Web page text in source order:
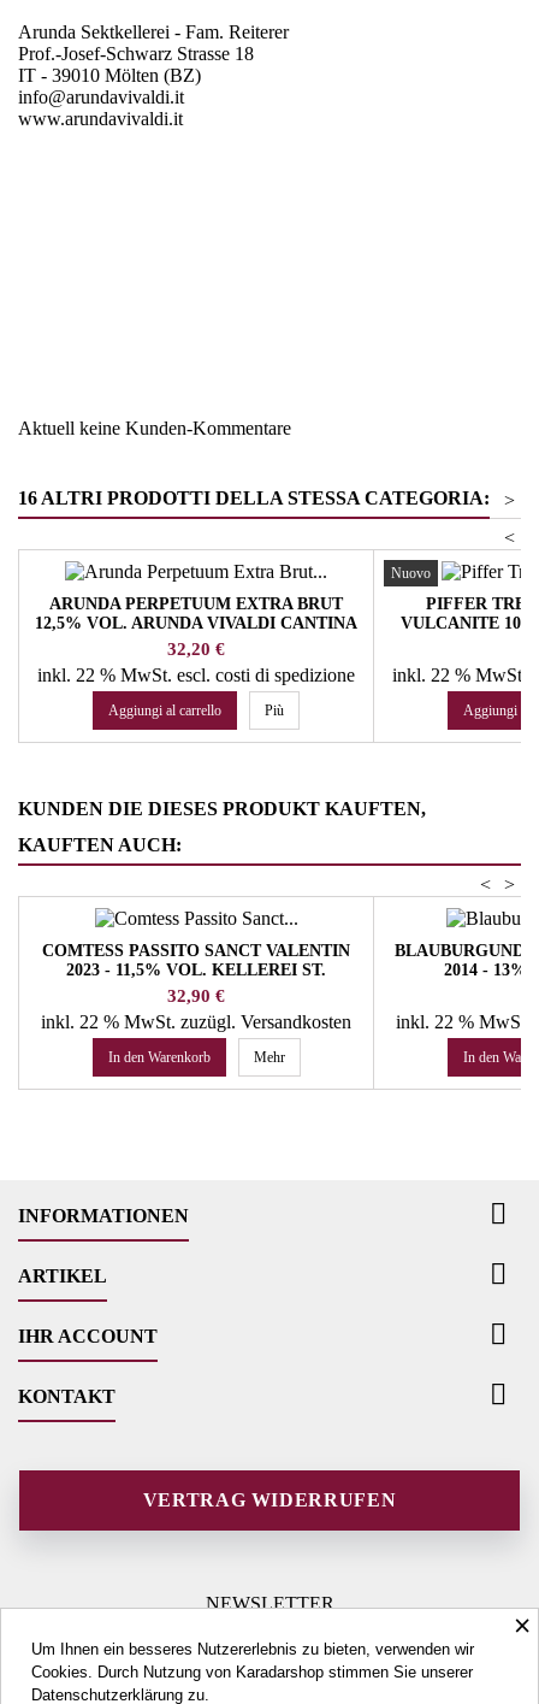
Arunda Sektkellerei - Fam. Reiterer
Prof.-Josef-Schwarz Strasse 18
IT - 39010 Mölten (BZ)
info@arundavivaldi.it
www.arundavivaldi.it
Aktuell keine Kunden-Kommentare
16 ALTRI PRODOTTI DELLA STESSA CATEGORIA:
>
<
ARUNDA PERPETUUM EXTRA BRUT
12,5% VOL. ARUNDA VIVALDI CANTINA
SPUMANTI
Prezzo
32,20 €
inkl. 22 % MwSt. escl. costi di spedizione
Aggiungi al carrello Più
Nuovo
PIFFER
VULCANITE 10Y
inkl. 22 % MwSt.
Aggiungi al
KUNDEN DIE DIESES PRODUKT KAUFTEN,
KAUFTEN AUCH:
>
<
COMTESS PASSITO SANCT VALENTIN
2023 - 11,5% VOL. KELLEREI ST.
MICHAEL/EPPAN
Preis
32,90 €
inkl. 22 % MwSt. zuzügl. Versandkosten
In den Warenkorb Mehr
2014 - 13%
inkl. 22 % MwSt.
In den
INFORMATIONEN 
ARTIKEL 
IHR ACCOUNT 
KONTAKT 
VERTRAG WIDERRUFEN
NEWSLETTER
×
Um Ihnen ein besseres Nutzererlebnis zu bieten, verwenden wir
Cookies. Durch Nutzung von Karadarshop stimmen Sie unserer
Datenschutzerklärung zu.